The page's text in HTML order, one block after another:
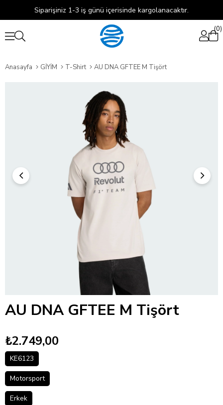
Siparişiniz 1-3 iş günü içerisinde kargolanacaktır.
0
Anasayfa GİYİM T-Shirt AU DNA GFTEE M Tişört
AU DNA GFTEE M Tişört
₺2.749,00
KE6123
Motorsport
Erkek